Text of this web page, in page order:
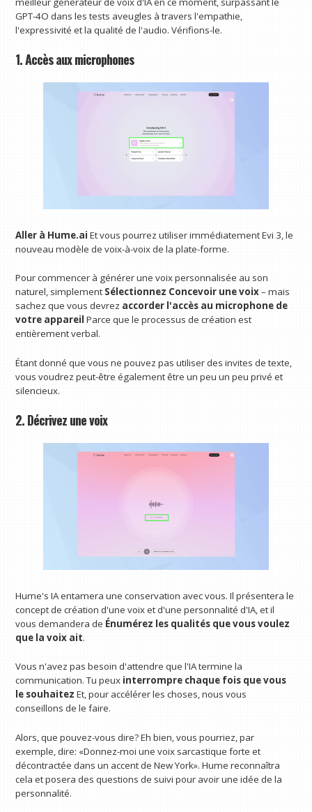
GPT-4O dans les tests aveugles à travers l'empathie,
l'expressivité et la qualité de l'audio. Vérifions-le.
1. Accès aux microphones
Aller à Hume.ai Et vous pourrez utiliser immédiatement Evi 3, le
nouveau modèle de voix-à-voix de la plate-forme.
Pour commencer à générer une voix personnalisée au son
naturel, simplement Sélectionnez Concevoir une voix– mais
sachez que vous devrez accorder l'accès au microphone de
votre appareilParce que le processus de création est
entièrement verbal.
Étant donné que vous ne pouvez pas utiliser des invites de texte,
vous voudrez peut-être également être un peu un peu privé et
silencieux.
2. Décrivez une voix
Hume's IA entamera une conservation avec vous. Il présentera le
concept de création d'une voix et d'une personnalité d'IA, et il
vous demandera de Énumérez les qualités que vous voulez
que la voix ait.
Vous n'avez pas besoin d'attendre que l'IA termine la
communication. Tu peux interrompre chaque fois que vous
le souhaitez Et, pour accélérer les choses, nous vous
conseillons de le faire.
Alors, que pouvez-vous dire? Eh bien, vous pourriez, par
exemple, dire: «Donnez-moi une voix sarcastique forte et
décontractée dans un accent de New York». Hume reconnaîtra
cela et posera des questions de suivi pour avoir une idée de la
personnalité.